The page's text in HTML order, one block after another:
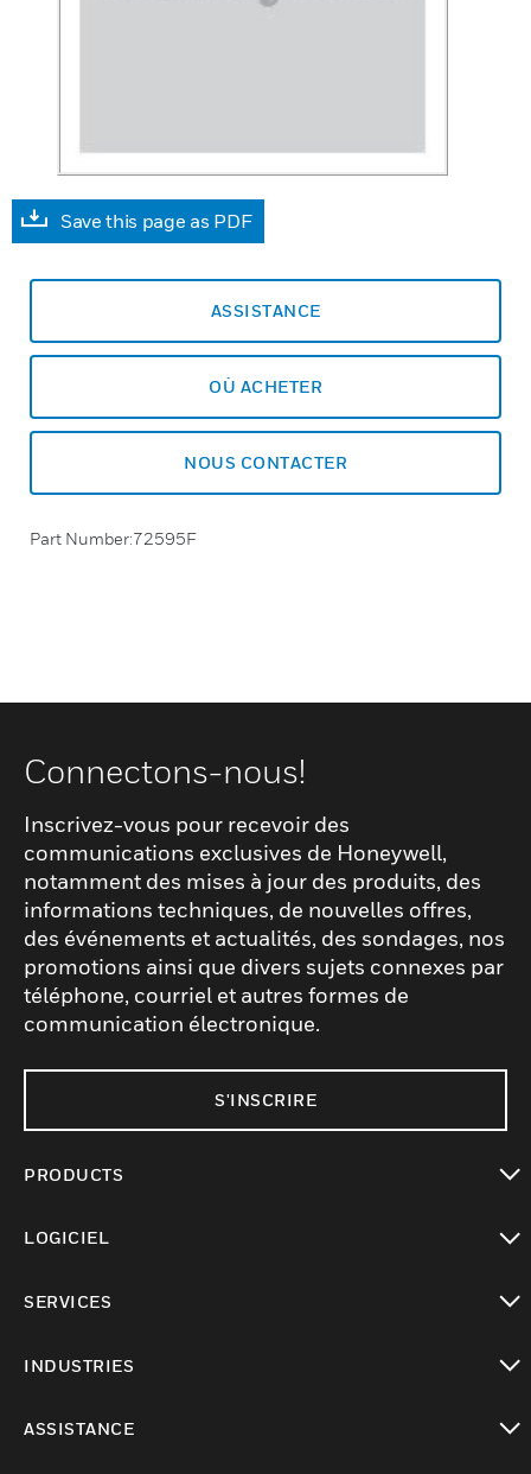
Save this page as PDF
ASSISTANCE
OÙ ACHETER
NOUS CONTACTER
Part Number:72595F
Connectons-nous!
Inscrivez-vous pour recevoir des
communications exclusives de Honeywell,
notamment des mises à jour des produits, des
informations techniques, de nouvelles offres,
des événements et actualités, des sondages, nos
promotions ainsi que divers sujets connexes par
téléphone, courriel et autres formes de
communication électronique.
S'INSCRIRE
PRODUCTS
LOGICIEL
SERVICES
INDUSTRIES
ASSISTANCE